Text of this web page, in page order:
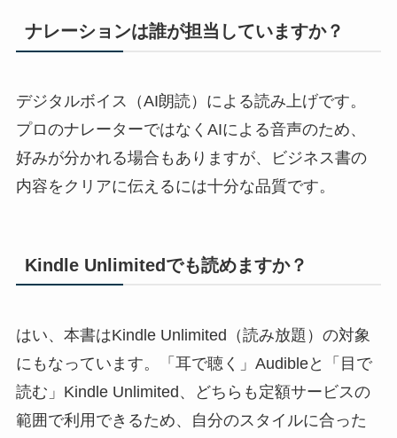
ナレーションは誰が担当していますか？
デジタルボイス（AI朗読）による読み上げです。
プロのナレーターではなくAIによる音声のため、
好みが分かれる場合もありますが、ビジネス書の
内容をクリアに伝えるには十分な品質です。
Kindle Unlimitedでも読めますか？
はい、本書はKindle Unlimited（読み放題）の対象
にもなっています。「耳で聴く」Audibleと「目で
読む」Kindle Unlimited、どちらも定額サービスの
範囲で利用できるため、自分のスタイルに合った